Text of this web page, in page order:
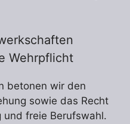
Wehrpflicht
betonen wir den
sowie das Recht
freie Berufswahl.